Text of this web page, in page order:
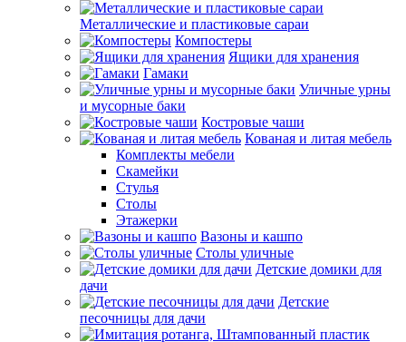
Металлические и пластиковые сараи
Компостеры
Ящики для хранения
Гамаки
Уличные урны
и мусорные баки
Костровые чаши
Кованая и литая мебель
Комплекты мебели
Скамейки
Стулья
Столы
Этажерки
Вазоны и кашпо
Столы уличные
Детские домики для
дачи
Детские
песочницы для дачи